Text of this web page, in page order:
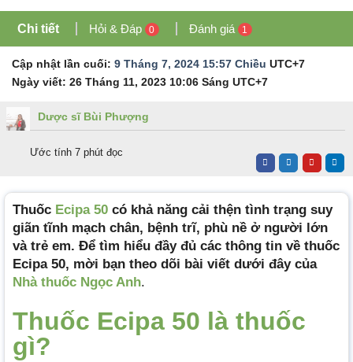
Chi tiết Hỏi & Đáp 0 Đánh giá 1
Cập nhật lần cuối: 9 Tháng 7, 2024 15:57 Chiều UTC+7
Ngày viết: 26 Tháng 11, 2023 10:06 Sáng UTC+7
Dược sĩ Bùi Phượng
Ước tính 7 phút đọc
Thuốc Ecipa 50 có khả năng cải thện tình trạng suy
giãn tĩnh mạch chân, bệnh trĩ, phù nề ở người lớn
và trẻ em. Để tìm hiểu đầy đủ các thông tin về thuốc
Ecipa 50, mời bạn theo dõi bài viết dưới đây của
Nhà thuốc Ngọc Anh.
Thuốc Ecipa 50 là thuốc
gì?